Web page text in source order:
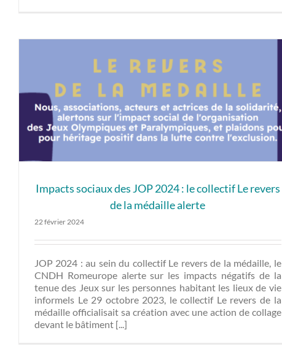
Impacts sociaux des JOP 2024 : le collectif Le revers
de la médaille alerte
22 février 2024
JOP 2024 : au sein du collectif Le revers de la médaille, le
CNDH Romeurope alerte sur les impacts négatifs de la
tenue des Jeux sur les personnes habitant les lieux de vie
informels Le 29 octobre 2023, le collectif Le revers de la
médaille officialisait sa création avec une action de collage
devant le bâtiment [...]